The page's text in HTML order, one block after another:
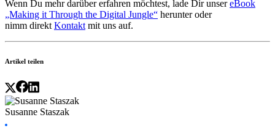
Wenn Du mehr darüber erfahren möchtest, lade Dir unsereBook
„Making it Through the Digital Jungle“ herunter oder
nimm direkt Kontakt mit uns auf.
Artikel teilen
Susanne Staszak